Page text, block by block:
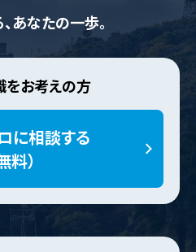
あなたの一歩。
をお考えの方
に相談する
料）